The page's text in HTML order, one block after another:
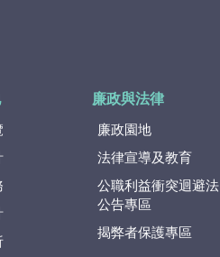
廉政與法律
廉政園地
法律宣導及教育
公職利益衝突迴避法
公告專區
揭弊者保護專區